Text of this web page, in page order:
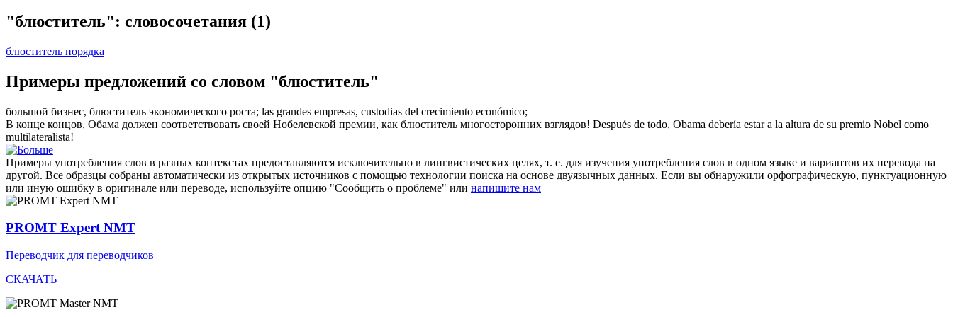
"блюститель": словосочетания (1)
блюститель порядка
Примеры предложений со словом "блюститель"
большой бизнес, блюститель экономического роста; las grandes empresas, custodias del crecimiento económico;
В конце концов, Обама должен соответствовать своей Нобелевской премии, как блюститель многосторонних взглядов! Después de todo, Obama debería estar a la altura de su premio Nobel como
multilateralista!
Примеры употребления слов в разных контекстах предоставляются исключительно в лингвистических целях, т. е. для изучения употребления слов в одном языке и вариантов их перевода на
другой. Все образцы собраны автоматически из открытых источников с помощью технологии поиска на основе двуязычных данных. Если вы обнаружили орфографическую, пунктуационную
или иную ошибку в оригинале или переводе, используйте опцию "Сообщить о проблеме" или напишите нам
PROMT Expert NMT
Переводчик для переводчиков
СКАЧАТЬ